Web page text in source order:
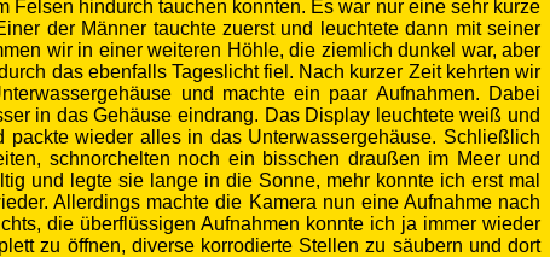
hindurch tauchen konnten. Es war nur eine sehr kurze
der Männer tauchte zuerst und leuchtete dann mit seiner
wir in einer weiteren Höhle, die ziemlich dunkel war, aber
das ebenfalls Tageslicht fiel. Nach kurzer Zeit kehrten wir
und machte ein paar Aufnahmen. Dabei
in das Gehäuse eindrang. Das Display leuchtete weiß und
wieder alles in das Unterwassergehäuse. Schließlich
schnorchelten noch ein bisschen draußen im Meer und
und legte sie lange in die Sonne, mehr konnte ich erst mal
Allerdings machte die Kamera nun eine Aufnahme nach
die überflüssigen Aufnahmen konnte ich ja immer wieder
zu öffnen, diverse korrodierte Stellen zu säubern und dort